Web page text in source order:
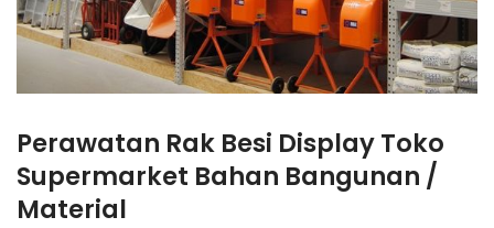
Perawatan Rak Besi Display Toko
Supermarket Bahan Bangunan /
Material